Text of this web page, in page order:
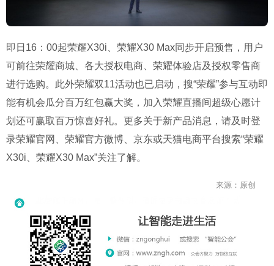
即日16：00起荣耀X30i、荣耀X30 Max同步开启预售，用户
可前往荣耀商城、各大授权电商、荣耀体验店及授权零售商
进行选购。此外荣耀双11活动也已启动，搜“荣耀”参与互动即
能有机会瓜分百万红包赢大奖，加入荣耀直播间超级心愿计
划还可赢取百万惊喜好礼。更多关于新产品消息，请及时登
录荣耀官网、荣耀官方微博、京东或天猫电商平台搜索“荣耀
X30i、荣耀X30 Max”关注了解。
来源：原创